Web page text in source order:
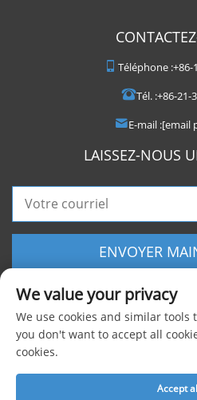
Téléphone :+86-
Tél. :+86-21-
E-mail :[email
LAISSEZ-NOUS
ENVOYER
Copyright © 2025 Shanghai Foxygen
We value your privacy
We use cookies and similar tools
you don't want to accept all
cookies.
Accept